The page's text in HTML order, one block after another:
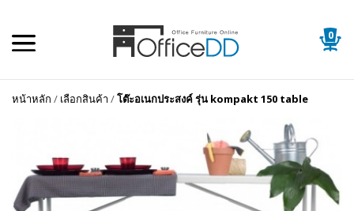
0
หน้าหลัก / เลือกสินค้า /โต๊ะอเนกประสงค์ รุ่น kompakt 150 table